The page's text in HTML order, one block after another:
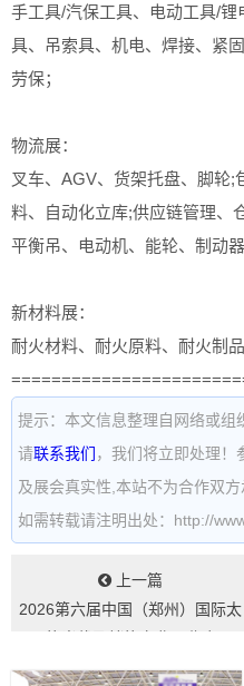
手工具/汽保工具、电动工具/
具、吊索具、机电、焊接、紧
劳保；
物流展：
叉车、AGV、货架托盘、脚轮;
料、自动化立库;供应链管理、
平衡吊、电动机、能轮、制动器
新材料展：
耐火材料、耐火原料、耐火制
提示：本文信息整理自网络或组
请联系我们 ，我们将立即处理！
及展会真实性,本站不为合作双方
如需转载请注明出处：http://
上一篇
2026第六届中国（郑州）国际太